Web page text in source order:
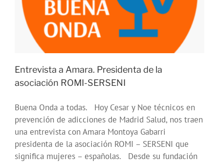
Entrevista a Amara. Presidenta de la
asociación ROMI-SERSENI
Buena Onda a todas. Hoy Cesar y Noe técnicos en
prevención de adicciones de Madrid Salud, nos traen
una entrevista con Amara Montoya Gabarri
presidenta de la asociación ROMI – SERSENI que
significa mujeres – españolas. Desde su fundación